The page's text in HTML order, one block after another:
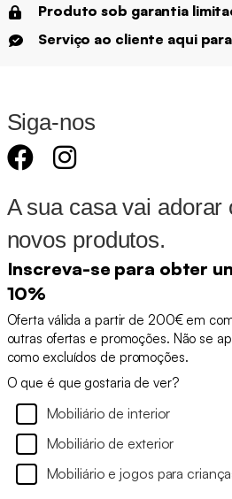
Produto sob garantia
Serviço ao cliente aqui
Siga-nos
A sua casa vai adorar
novos produtos.
Inscreva-se para obter
10%
Oferta válida a partir de 200€ em
outras ofertas e promoções. Não se
como excluídos de promoções.
O que é que gostaria de ver?
Mobiliário de interior
Mobiliário de exterior
Mobiliário e jogos para